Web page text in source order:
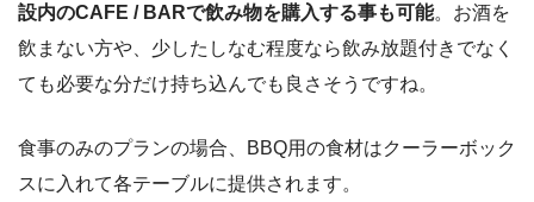
設内のCAFE / BARで飲み物を購入する事も可能。お酒を
飲まない方や、少したしなむ程度なら飲み放題付きでなく
ても必要な分だけ持ち込んでも良さそうですね。
食事のみのプランの場合、BBQ用の食材はクーラーボック
スに入れて各テーブルに提供されます。